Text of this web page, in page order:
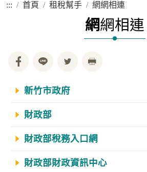
::: 首頁 租稅幫手 網網相連
網網相連
新竹市政府
財政部
財政部稅務入口網
財政部財政資訊中心